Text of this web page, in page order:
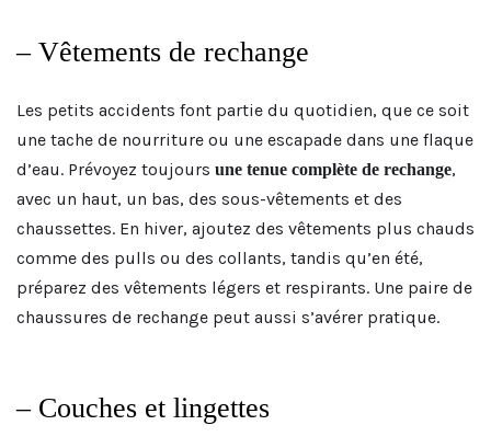
– Vêtements de rechange
Les petits accidents font partie du quotidien, que ce soit
une tache de nourriture ou une escapade dans une flaque
d’eau. Prévoyez toujours une tenue complète de rechange,
avec un haut, un bas, des sous-vêtements et des
chaussettes. En hiver, ajoutez des vêtements plus chauds
comme des pulls ou des collants, tandis qu’en été,
préparez des vêtements légers et respirants. Une paire de
chaussures de rechange peut aussi s’avérer pratique.
– Couches et lingettes